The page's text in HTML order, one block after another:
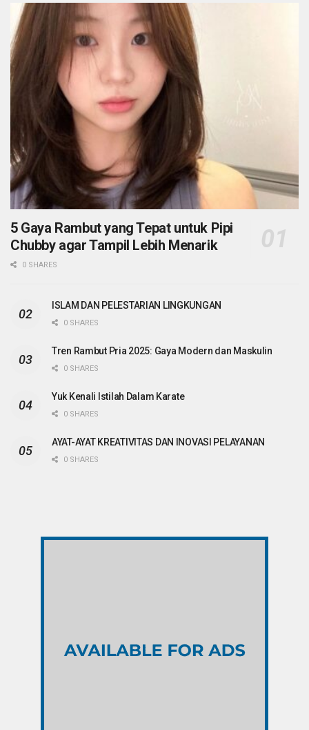
5 Gaya Rambut yang Tepat untuk Pipi
Chubby agar Tampil Lebih Menarik
0 SHARES
ISLAM DAN PELESTARIAN LINGKUNGAN
0 SHARES
Tren Rambut Pria 2025: Gaya Modern dan Maskulin
0 SHARES
Yuk Kenali Istilah Dalam Karate
0 SHARES
AYAT-AYAT KREATIVITAS DAN INOVASI PELAYANAN
0 SHARES